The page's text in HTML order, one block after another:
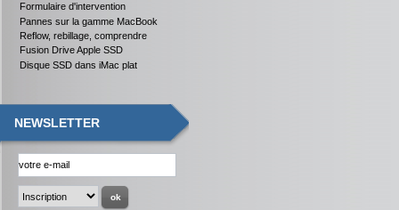
Formulaire d'intervention
Pannes sur la gamme MacBook
Reflow, rebillage, comprendre
Fusion Drive Apple SSD
Disque SSD dans iMac plat
NEWSLETTER